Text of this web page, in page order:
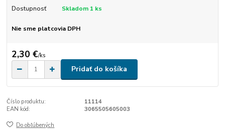
Dostupnosť Skladom 1 ks
Nie sme platcovia DPH
2,30 €/ks
Pridať do košíka
Číslo produktu:
11114
EAN kód:
3065505605003
Do obľúbených